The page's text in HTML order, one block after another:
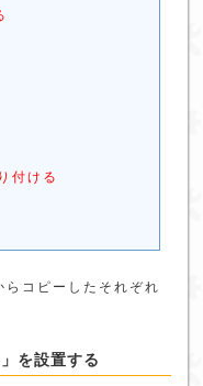
付ける
らコピーしたそれぞれ
を設置する